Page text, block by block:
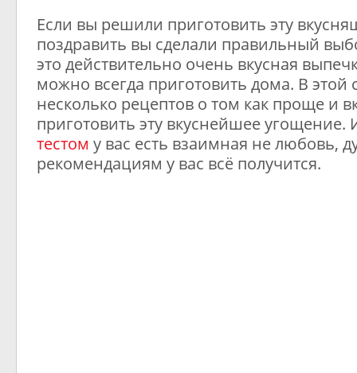
Если вы решили приготовить эту
поздравить вы сделали правильный
это действительно очень вкусная
можно всегда приготовить дома. В этой
несколько рецептов о том как проще и
приготовить эту вкуснейшее угощение.
тестом у вас есть взаимная не любовь,
рекомендациям у вас всё получится.